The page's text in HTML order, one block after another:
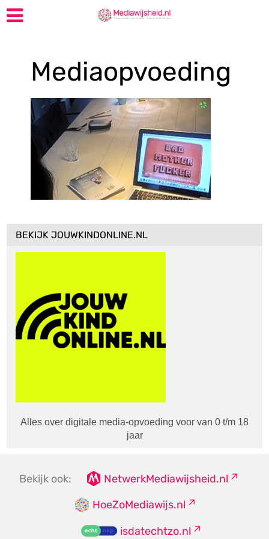
Mediaopvoeding
BEKIJK JOUWKINDONLINE.NL
Alles over digitale media-opvoeding voor van 0 t/m 18
jaar
Bekijk ook:
NetwerkMediawijsheid.nl
HoeZoMediawijs.nl
isdatechtzo.nl